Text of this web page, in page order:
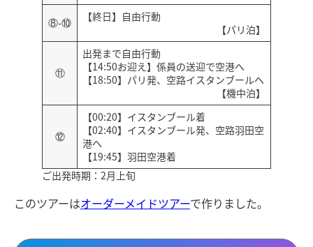
⑧-⑩
【終日】自由行動
【パリ泊】
⑪
出発まで自由行動
【14:50お迎え】係員の送迎で空港へ
【18:50】パリ発、空路イスタンブールへ
【機中泊】
⑫
【00:20】イスタンブール着
【02:40】イスタンブール発、空路羽田空
港へ
【19:45】羽田空港着
ご出発時期：2月上旬
このツアーはオーダーメイドツアーで作りました。